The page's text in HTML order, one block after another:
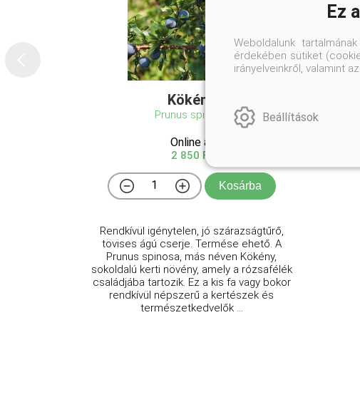
Kökény
Prunus spinosa
Online ár
2 850 Ft
Kosárba
Rendkívül igénytelen, jó szárazságtűrő,
tövises ágú cserje. Termése ehető. A
Prunus spinosa, más néven Kökény,
sokoldalú kerti növény, amely a rózsafélék
családjába tartozik. Ez a kis fa vagy bokor
rendkívül népszerű a kertészek és
természetkedvelők ...
Ez
Weboldalunk
érdekében sütiket
irányelveinkről, valamint
Beállítások